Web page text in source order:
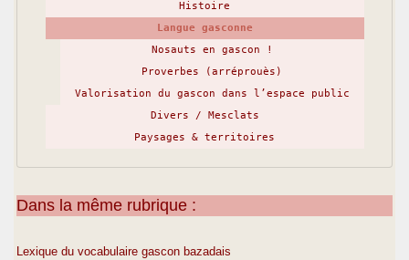
Histoire
Langue gasconne
Nosauts en gascon !
Proverbes (arréprouès)
Valorisation du gascon dans l’espace public
Divers / Mesclats
Paysages & territoires
Dans la même rubrique :
Lexique du vocabulaire gascon bazadais